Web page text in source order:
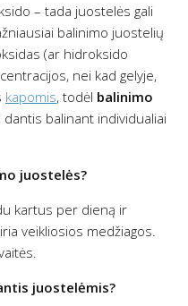
– tada juostelės gali
balinimo juostelių
(ar hidroksido
nei kad gelyje,
kapomis, todėl balinimo
dantis balinant individualiai
juostelės?
kartus per dieną ir
veikliosios medžiagos.
juostelėmis?